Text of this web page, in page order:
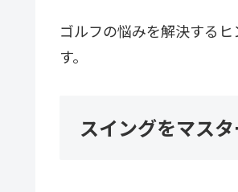
ゴルフの悩みを解決する
す。
スイングをマス